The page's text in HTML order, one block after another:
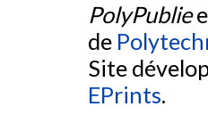
PolyPublie
de
Site
EPrints.